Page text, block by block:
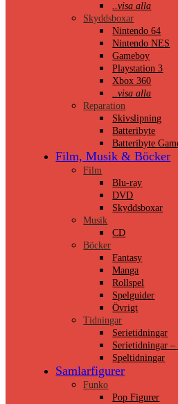
..visa alla
Skyddsboxar
Nintendo 64
Nintendo NES
Gameboy
Playstation 3
Xbox 360
..visa alla
Reparation
Skivslipning
Batteribyte
Batteribyte
Film, Musik & Böcker
Film
Blu-ray
DVD
Skyddsboxar
Musik
CD
Böcker
Fantasy
Manga
Rollspel
Spelguider
Övrigt
Tidningar
Serietidningar
Serietidningar –
Speltidningar
Samlarfigurer
Funko
Pop Figurer